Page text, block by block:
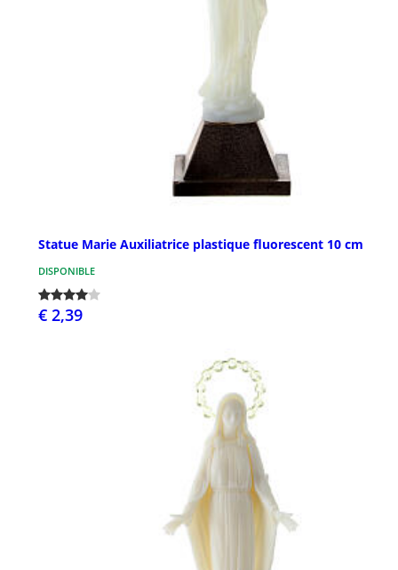
Statue Marie Auxiliatrice plastique fluorescent 10 cm
DISPONIBLE
€ 2,39